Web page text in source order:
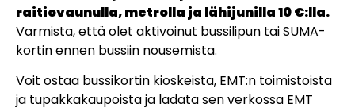
raitiovaunulla, metrolla ja lähijunilla 10 €:lla.
Varmista, että olet aktivoinut bussilipun tai SUMA-
kortin ennen bussiin nousemista.
Voit ostaa bussikortin kioskeista, EMT:n toimistoista
ja tupakkakaupoista ja ladata sen verkossa EMT